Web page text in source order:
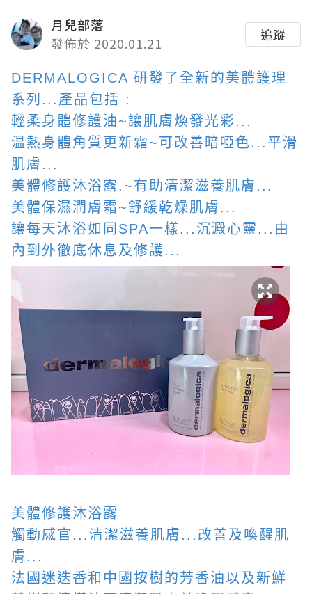
月兒部落
發佈於 2020.01.21
追蹤
DERMALOGICA 研發了全新的美體護理
系列...產品包括 :
輕柔身體修護油~讓肌膚煥發光彩...
温熱身體角質更新霜~可改善暗啞色...平滑
肌膚...
美體修護沐浴露.~有助清潔滋養肌膚...
美體保濕潤膚霜~舒緩乾燥肌膚...
讓每天沐浴如同SPA一樣...沉澱心靈...由
內到外徹底休息及修護...
美體修護沐浴露
觸動感官...清潔滋養肌膚...改善及喚醒肌
膚...
法國迷迭香和中國按樹的芳香油以及新鮮